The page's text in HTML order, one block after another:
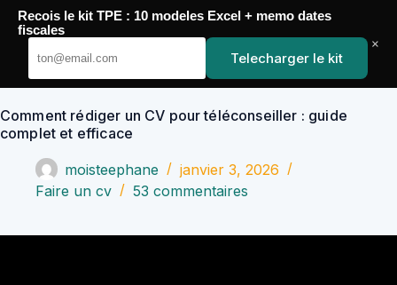
Passer
contenu
YoupiJobs
Comment rédiger un CV pour téléconseiller : guide
complet et efficace
moisteephane
janvier 3, 2026
Faire un cv
53 commentaires
Recois le kit TPE : 10 modeles Excel + memo dates
fiscales
Telecharger le kit
×